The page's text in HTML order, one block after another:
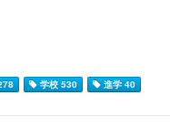
学校 530 進学 40